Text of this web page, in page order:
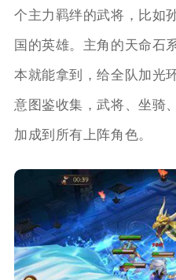
个主力羁绊的武将，比如
国的英雄。主角的天命石
本就能拿到，给全队加光
意图鉴收集，武将、坐骑
加成到所有上阵角色。